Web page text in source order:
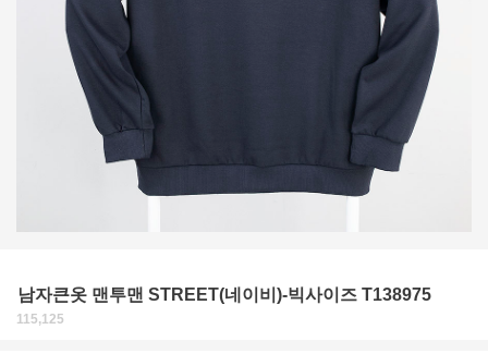
남자큰옷 맨투맨 STREET(네이비)-빅사이즈 T138975
115,125